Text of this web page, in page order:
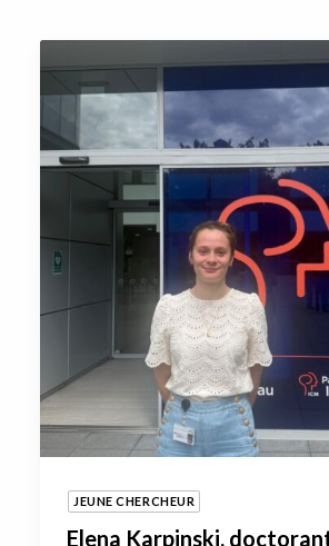
JEUNE CHERCHEUR
Elena Karpinski,